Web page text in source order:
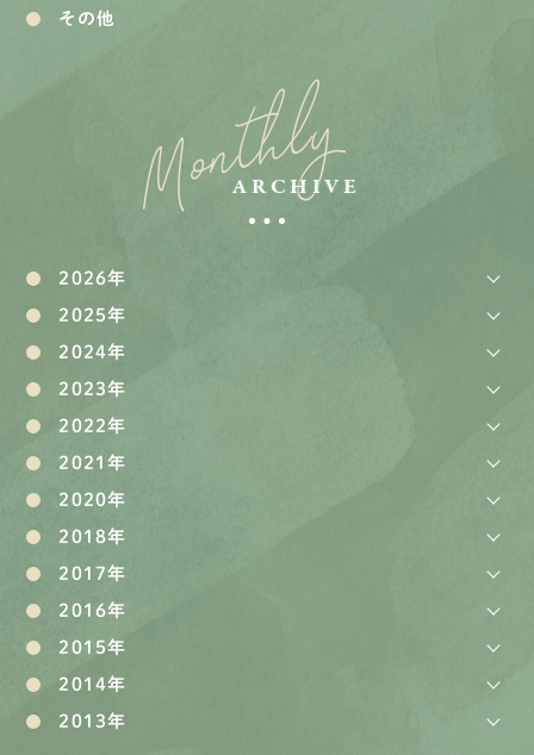
その他
Monthly
ARCHIVE
2026年
2025年
2024年
2023年
2022年
2021年
2020年
2018年
2017年
2016年
2015年
2014年
2013年